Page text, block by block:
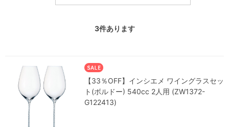
3件あります
【33％OFF】インシエメ ワイングラスセッ
ト(ボルドー) 540cc 2人用 (ZW1372-
G122413)